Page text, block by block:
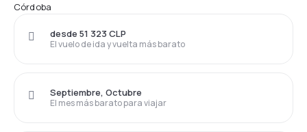
Córdoba
El vuelo de ida y vuelta más barato
desde 51 323 CLP
El mes más barato para viajar
Septiembre, Octubre